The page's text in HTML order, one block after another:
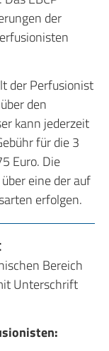
der
der Perfusionist
den
kann jederzeit
für die 3
Euro. Die
eine der auf
erfolgen.
Bereich
Unterschrift